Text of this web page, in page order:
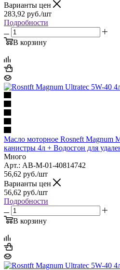
Варианты цен
283,92 руб./шт
Подробности
В корзину
Масло моторное Rosneft Magnum
канистры 4л + Водосгон для
Много
Арт.: AB-M-01-40814742
56,62 руб./шт
Варианты цен
56,62 руб./шт
Подробности
В корзину